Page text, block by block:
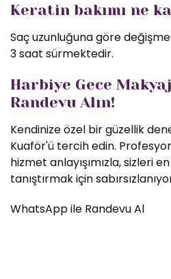
Keratin bakımı ne
Saç uzunluğuna göre
3 saat sürmektedir.
Harbiye Gece
Randevu Alın!
Kendinize özel bir güzellik
Kuaför'ü tercih edin.
hizmet anlayışımızla, sizleri
tanıştırmak için
WhatsApp ile Randevu Al